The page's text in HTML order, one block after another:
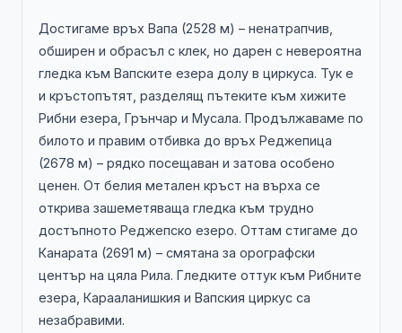
Достигаме връх Вапа (2528 м) – ненатрапчив,
обширен и обрасъл с клек, но дарен с невероятна
гледка към Вапските езера долу в циркуса. Тук е
и кръстопътят, разделящ пътеките към хижите
Рибни езера, Грънчар и Мусала. Продължаваме по
билото и правим отбивка до връх Реджепица
(2678 м) – рядко посещаван и затова особено
ценен. От белия метален кръст на върха се
открива зашеметяваща гледка към трудно
достъпното Реджепско езеро. Оттам стигаме до
Канарата (2691 м) – смятана за орографски
център на цяла Рила. Гледките оттук към Рибните
езера, Карааланишкия и Вапския циркус са
незабравими.